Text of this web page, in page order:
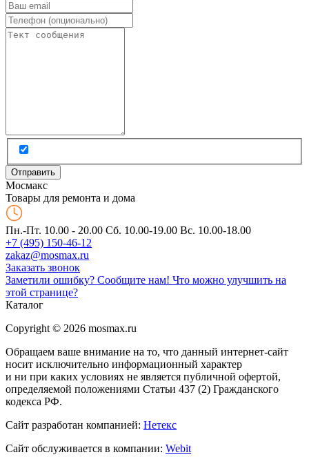
Мосмакс
Товары для ремонта и дома
Пн.-Пт. 10.00 - 20.00 Сб. 10.00-19.00 Вс. 10.00-18.00
+7 (495) 150-46-12
zakaz@mosmax.ru
Заказать звонок
Заметили ошибку? Сообщите нам! Что можно улучшить на
этой странице?
Каталог
Copyright © 2026 mosmax.ru
Обращаем ваше внимание на то, что данный интернет-сайт
носит исключительно информационный характер
и ни при каких условиях не является публичной офертой,
определяемой положениями Статьи 437 (2) Гражданского
кодекса РФ.
Сайт разработан компанией: Нетекс
Сайт обслуживается в компании: Webit